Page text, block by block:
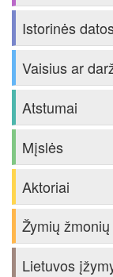
Istorinės
Vaisius ar
Atstumai
Mįslės
Aktoriai
Žymių
Lietuvos